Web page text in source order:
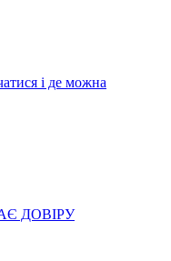
і де можна
ДОВІРУ